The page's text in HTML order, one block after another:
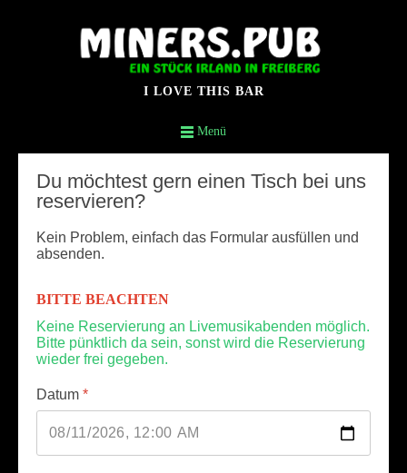
I LOVE THIS BAR
Menü
Du möchtest gern einen Tisch bei uns
reservieren?
Kein Problem, einfach das Formular ausfüllen und
absenden.
BITTE BEACHTEN
Keine Reservierung an Livemusikabenden möglich.
Bitte pünktlich da sein, sonst wird die Reservierung
wieder frei gegeben.
Datum *